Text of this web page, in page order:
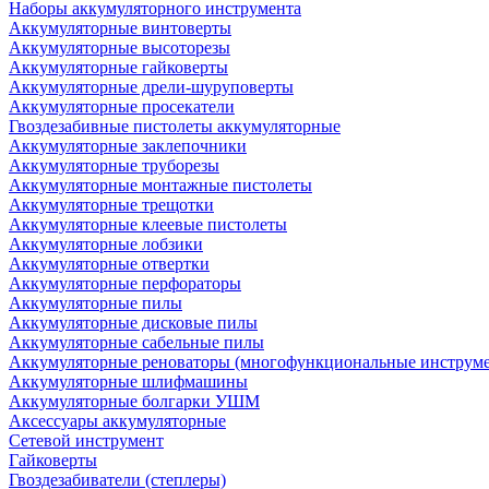
Наборы аккумуляторного инструмента
Аккумуляторные винтоверты
Аккумуляторные высоторезы
Аккумуляторные гайковерты
Аккумуляторные дрели-шуруповерты
Аккумуляторные просекатели
Гвоздезабивные пистолеты аккумуляторные
Аккумуляторные заклепочники
Аккумуляторные труборезы
Аккумуляторные монтажные пистолеты
Аккумуляторные трещотки
Аккумуляторные клеевые пистолеты
Аккумуляторные лобзики
Аккумуляторные отвертки
Аккумуляторные перфораторы
Аккумуляторные пилы
Аккумуляторные дисковые пилы
Аккумуляторные сабельные пилы
Аккумуляторные реноваторы (многофункциональные
Аккумуляторные шлифмашины
Аккумуляторные болгарки УШМ
Аксессуары аккумуляторные
Сетевой инструмент
Гайковерты
Гвоздезабиватели (степлеры)